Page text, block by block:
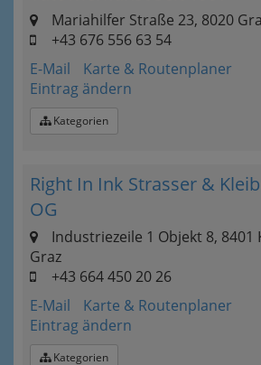
Mariahilfer Straße 23, 8020
+43 676 556 63 54
E-Mail
Karte & Routenplaner
Eintrag ändern
Kategorien
Right In Ink Strasser &
OG
Industriezeile 1 Objekt 8, 8401
Graz
+43 664 450 20 26
E-Mail
Karte & Routenplaner
Eintrag ändern
Kategorien